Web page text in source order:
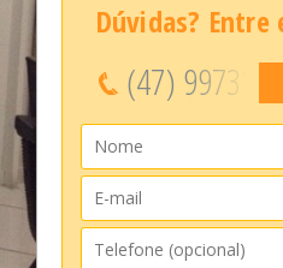
Dúvidas?
(47) 99731